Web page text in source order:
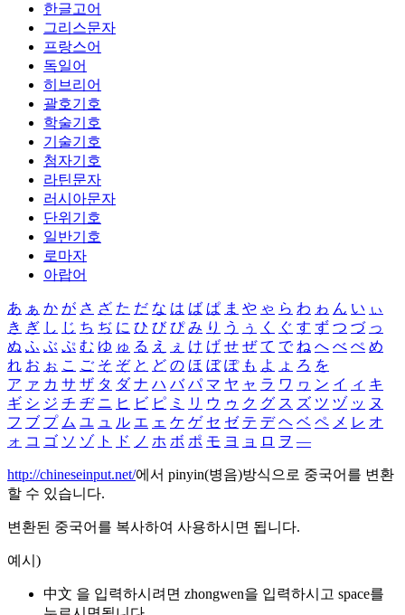
한글고어
그리스문자
프랑스어
독일어
히브리어
괄호기호
학술기호
기술기호
첨자기호
라틴문자
러시아문자
단위기호
일반기호
로마자
아랍어
あ ぁ か が さ ざ た だ な は ば ぱ ま や ゃ ら わ ゎ ん い ぃ
き ぎ し じ ち ぢ に ひ び ぴ み り う ぅ く ぐ す ず つ づ っ
ぬ ふ ぶ ぷ む ゆ ゅ る え ぇ け げ せ ぜ て で ね へ べ ぺ め
れ お ぉ こ ご そ ぞ と ど の ほ ぼ ぽ も よ ょ ろ を
ア ァ カ サ ザ タ ダ ナ ハ バ パ マ ヤ ャ ラ ワ ヮ ン イ ィ キ
ギ シ ジ チ ヂ ニ ヒ ビ ピ ミ リ ウ ゥ ク グ ス ズ ツ ヅ ッ ヌ
フ ブ プ ム ユ ュ ル エ ェ ケ ゲ セ ゼ テ デ ヘ ベ ペ メ レ オ
ォ コ ゴ ソ ゾ ト ド ノ ホ ボ ポ モ ヨ ョ ロ ヲ ―
http://chineseinput.net/에서 pinyin(병음)방식으로 중국어를 변환
할 수 있습니다.
변환된 중국어를 복사하여 사용하시면 됩니다.
예시)
中文 을 입력하시려면 zhongwen을 입력하시고 space를